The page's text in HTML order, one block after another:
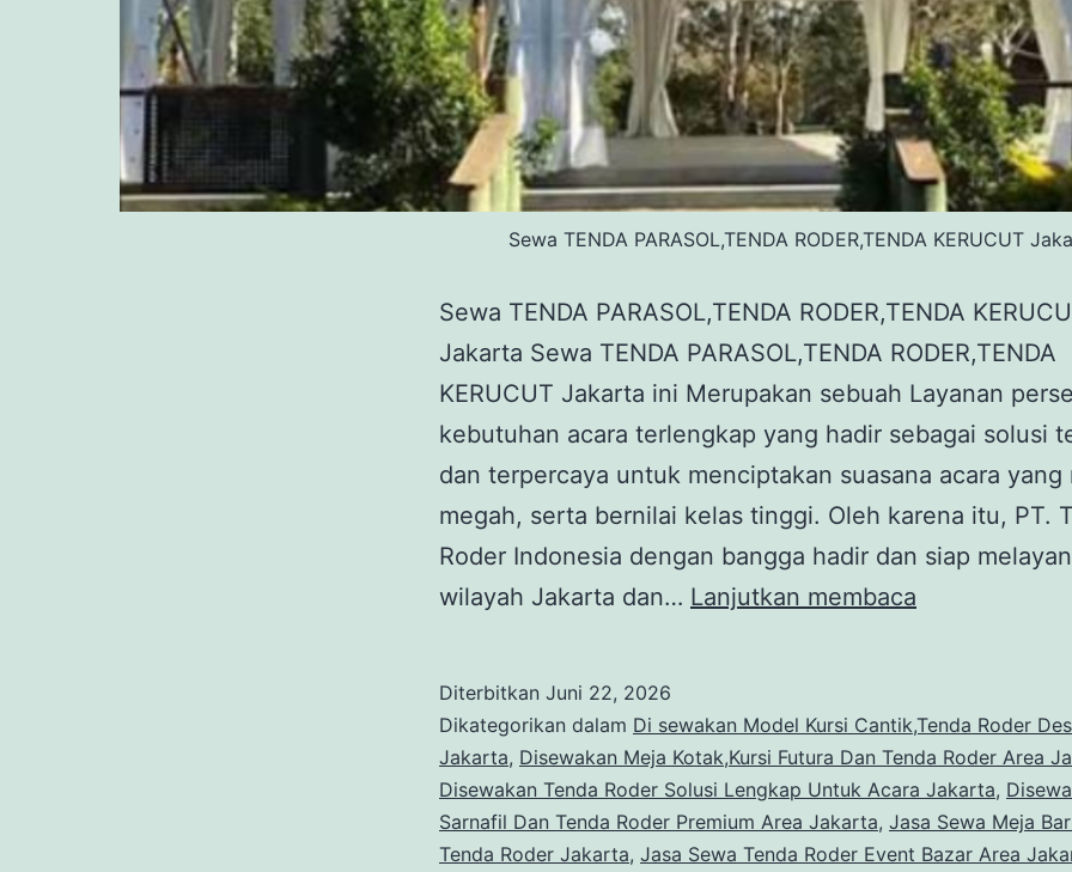
Sewa TENDA PARASOL,TENDA RODER,TENDA KERUCUT
Sewa TENDA PARASOL,TENDA RODER,TENDA
Jakarta Sewa TENDA PARASOL,TENDA RODER,TENDA
KERUCUT Jakarta ini Merupakan sebuah Layanan
kebutuhan acara terlengkap yang hadir sebagai solusi
dan terpercaya untuk menciptakan suasana acara yang
megah, serta bernilai kelas tinggi. Oleh karena itu, PT.
Roder Indonesia dengan bangga hadir dan siap
wilayah Jakarta dan… Lanjutkan membaca
KERUCUT
Jakarta
Diterbitkan Juni 22, 2026
Dikategorikan dalam Di sewakan Model Kursi Cantik,Tenda Roder
Jakarta, Disewakan Meja Kotak,Kursi Futura Dan Tenda Roder Area
Disewakan Tenda Roder Solusi Lengkap Untuk Acara Jakarta,
Sarnafil Dan Tenda Roder Premium Area Jakarta, Jasa Sewa Meja
Tenda Roder Jakarta, Jasa Sewa Tenda Roder Event Bazar Area